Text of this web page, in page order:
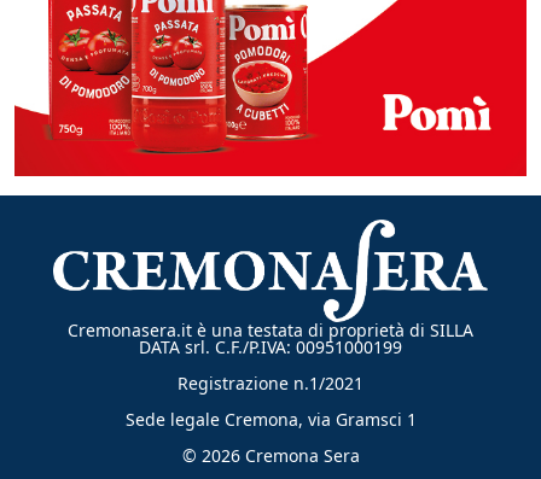
Cremonasera.it è una testata di proprietà di SILLA
DATA srl. C.F./P.IVA: 00951000199
Registrazione n.1/2021
Sede legale Cremona, via Gramsci 1
© 2026 Cremona Sera